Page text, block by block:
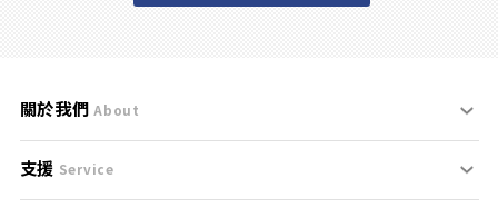
關於我們 About
刊登規範
支援 Service